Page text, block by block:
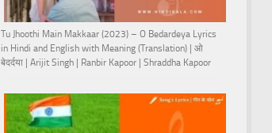
Tu Jhoothi Main Makkaar (2023) – O Bedardeya Lyrics
in Hindi and English with Meaning (Translation) | ओ
बेदर्दया | Arijit Singh | Ranbir Kapoor | Shraddha Kapoor